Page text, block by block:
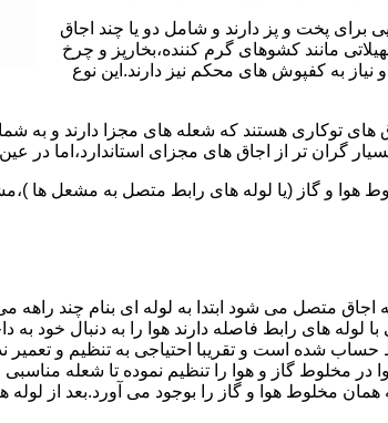
برای پخت و پز دارند و شامل دو یا چند اجاق
مانند کشوهای گرم کننده،بخارپز و چرخ
به کفپوش های محکم نیز دارند.این نوع
توکاری هستند که شعله های مجزا دارند و به
گران تر از اجاق های مجزای استاندارد،اما در
هوا و گاز (یا لوله های رابط متصل به مشعل ها
متصل می شود ابتدا به لوله ای بنام چند
لوله های رابط فاصله دارند هوا را به دنبال خود
شده است و تقریبا احتیاجی به تنظیم و تعمیر
گاز و هوا را تنظیم نموده تا شعله مناسبی
مخلوط هوا و گاز را بوجود می آورد.بعد از